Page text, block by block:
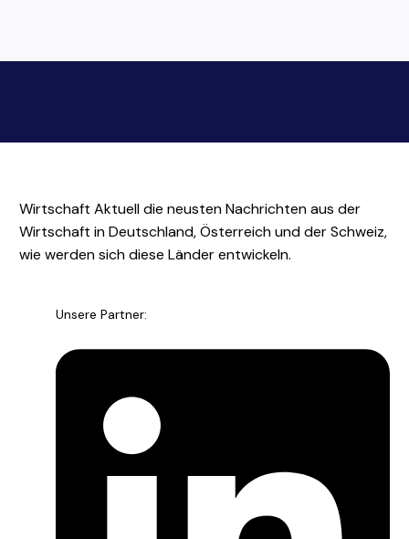
Wirtschaft Aktuell die neusten Nachrichten aus der
Wirtschaft in Deutschland, Österreich und der Schweiz,
wie werden sich diese Länder entwickeln.
Unsere Partner: